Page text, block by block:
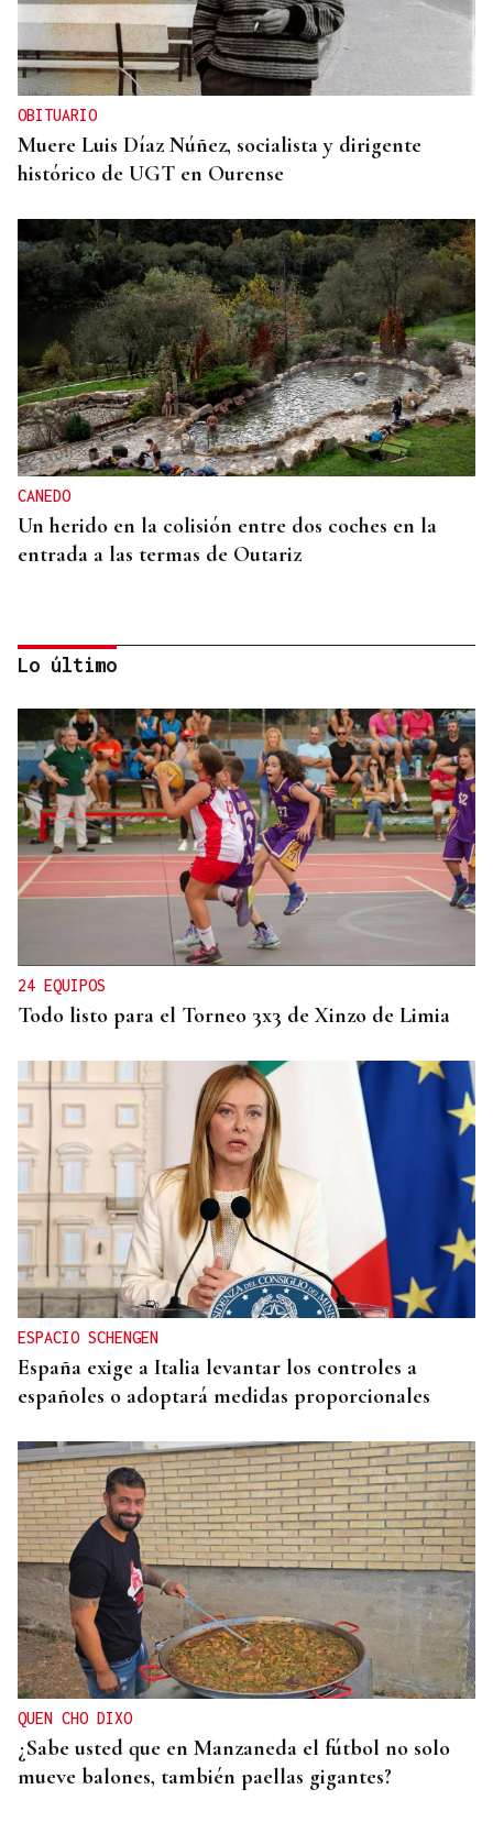
OBITUARIO
Muere Luis Díaz Núñez, socialista y dirigente
histórico de UGT en Ourense
CANEDO
Un herido en la colisión entre dos coches en la
entrada a las termas de Outariz
MOVILIDAD VERANO
Un coche todo el verano por 16.32 euros,
entregado en tu puerta
Lo último
24 EQUIPOS
Todo listo para el Torneo 3x3 de Xinzo de Limia
ESPACIO SCHENGEN
España exige a Italia levantar los controles a
españoles o adoptará medidas proporcionales
QUEN CHO DIXO
¿Sabe usted que en Manzaneda el fútbol no solo
mueve balones, también paellas gigantes?